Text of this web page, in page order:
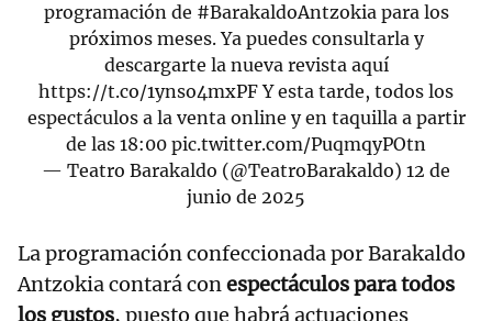
programación de #BarakaldoAntzokiapara los
próximos meses. Ya puedes consultarla y
descargarte la nueva revista aquí
https://t.co/1ynso4mxPFY esta tarde, todos los
espectáculos a la venta online y en taquilla a partir
de las 18:00 pic.twitter.com/PuqmqyPOtn
— Teatro Barakaldo (@TeatroBarakaldo) 12 de
junio de 2025
La programación confeccionada por Barakaldo
Antzokia contará conespectáculos para todos
los gustos, puesto que habrá actuaciones